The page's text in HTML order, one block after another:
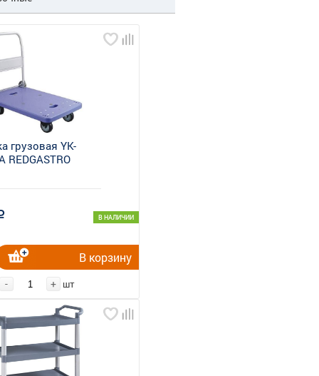
грузовая YK-
REDGASTRO
В НАЛИЧИИ
В корзину
- + шт